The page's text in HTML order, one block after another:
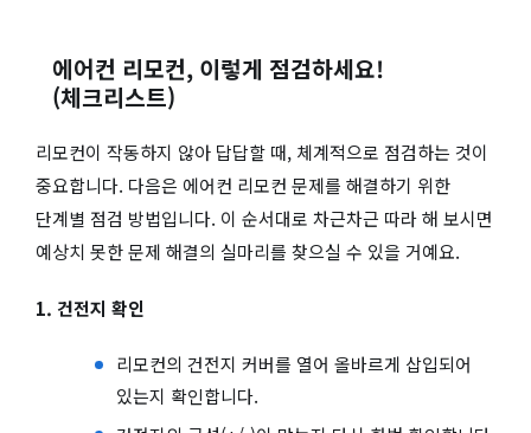
에어컨 리모컨, 이렇게 점검하세요!
(체크리스트)
리모컨이 작동하지 않아 답답할 때, 체계적으로 점검하는 것이
중요합니다. 다음은 에어컨 리모컨 문제를 해결하기 위한
단계별 점검 방법입니다. 이 순서대로 차근차근 따라 해 보시면
예상치 못한 문제 해결의 실마리를 찾으실 수 있을 거예요.
1. 건전지 확인
리모컨의 건전지 커버를 열어 올바르게 삽입되어
있는지 확인합니다.